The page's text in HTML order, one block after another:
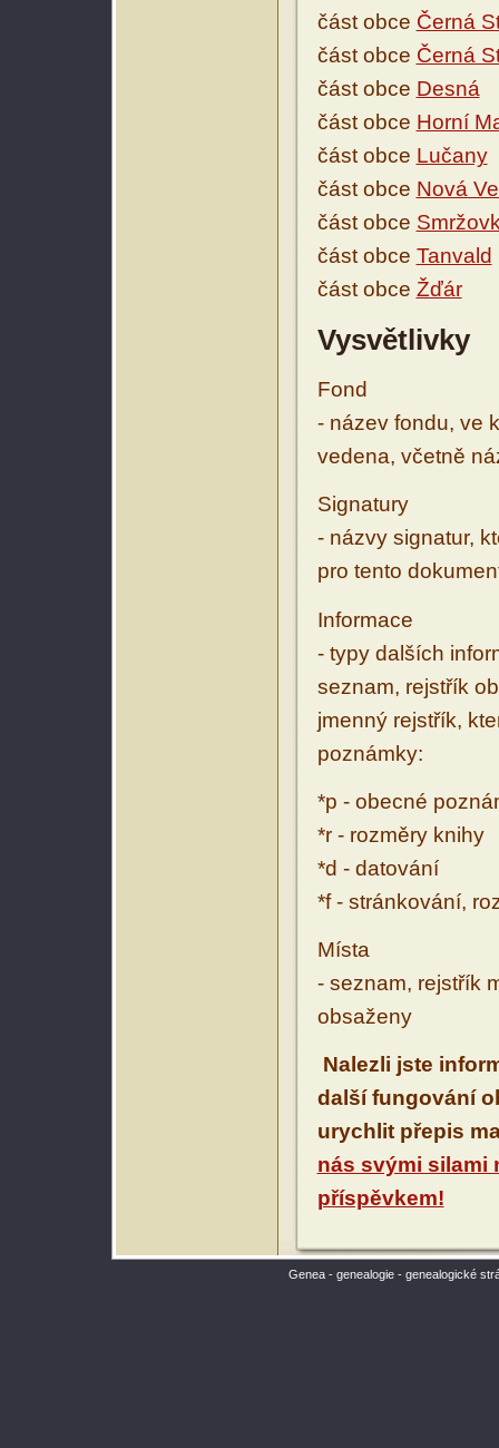
část obce Černá
část obce Černá
část obce Desná
část obce Horní
část obce Lučany
část obce Nová
část obce
část obce Tanvald
část obce Žďár
Vysvětlivky
Fond
- název fondu, ve
vedena, včetně
Signatury
- názvy signatur,
pro tento
Informace
- typy dalších
seznam, rejstřík
jmenný rejstřík,
poznámky:
*p - obecné
*r - rozměry knihy
*d - datování
*f - stránkování,
Místa
- seznam, rejstřík
obsaženy
Nalezli jste
další fungování
urychlit přepis
nás svými silami
příspěvkem!
Genea - genealogie - genealogické